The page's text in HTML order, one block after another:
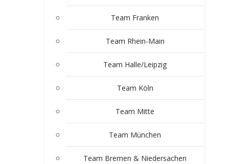
Team Franken
Team Rhein-Main
Team Halle/Leipzig
Team Köln
Team Mitte
Team München
Team Bremen & Niedersachen